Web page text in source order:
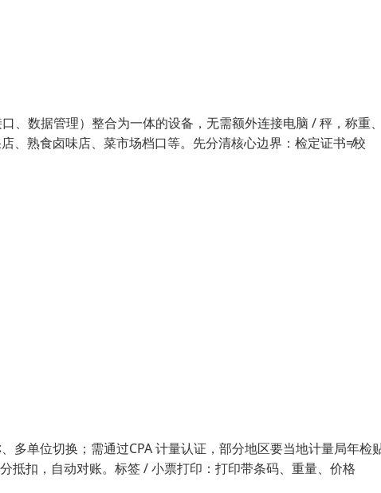
、数据管理）整合为一体的设备，无需额外连接电脑 / 秤，称重
、熟食卤味店、菜市场档口等。先分清核心边界：检定证书≠校
多单位切换；需通过CPA 计量认证，部分地区要当地计量局年检
抵扣，自动对账。标签 / 小票打印：打印带条码、重量、价格